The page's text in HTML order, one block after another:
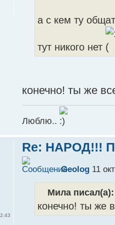
а с кем ту
тут никого нет
конечно! ты же
Люблю..
Re: НАРОД!!!
Geolog 11
Мила писал(а):
конечно! ты же